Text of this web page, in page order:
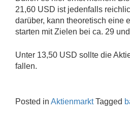
21,60 USD ist jedenfalls
darüber, kann theoretisch eine
starten mit Zielen bei ca. 29
Unter 13,50 USD sollte die
fallen.
Posted in Aktienmarkt Tagged